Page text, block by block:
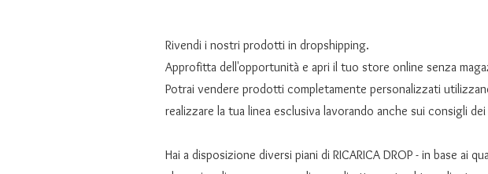
Rivendi i nostri prodotti in dropshipping.
Approfitta dell'opportunità e apri il tuo store online senza
Potrai vendere prodotti completamente personalizzati
realizzare la tua linea esclusiva lavorando anche sui consigli
Hai a disposizione diversi piani di RICARICA DROP - in base